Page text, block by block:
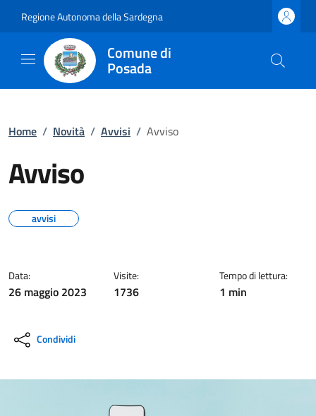
Regione Autonoma della Sardegna
Comune di
Posada
Home / Novità / Avvisi / Avviso
Avviso
avvisi
Data:
26 maggio 2023
Visite:
1736
Tempo di lettura:
1 min
Condividi